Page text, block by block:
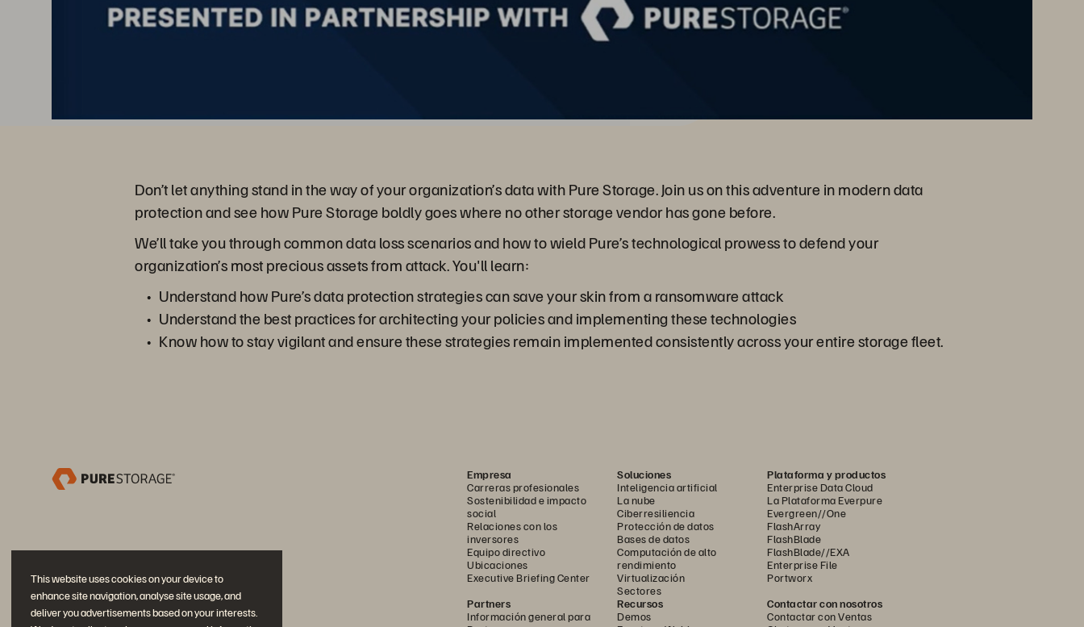
This website uses cookies on your device to
enhance site navigation, analyse site usage, and
deliver you advertisements based on your interests.
Don’t let anything stand in the way of your organization’s data with Pure Storage. Join us on this adventure in modern data
protection and see how Pure Storage boldly goes where no other storage vendor has gone before.
We’ll take you through common data loss scenarios and how to wield Pure’s technological prowess to defend your
organization’s most precious assets from attack. You'll learn:
Understand how Pure’s data protection strategies can save your skin from a ransomware attack
Understand the best practices for architecting your policies and implementing these technologies
Know how to stay vigilant and ensure these strategies remain implemented consistently across your entire storage fleet.
Empresa
Carreras profesionales
Sostenibilidad e impacto
social
Relaciones con los
inversores
Equipo directivo
Ubicaciones
Executive Briefing Center
Soluciones
Inteligencia artificial
La nube
Ciberresiliencia
Protección de datos
Bases de datos
Computación de alto
rendimiento
Virtualización
Sectores
Plataforma y productos
Enterprise Data Cloud
La Plataforma Everpure
Evergreen//One
FlashArray
FlashBlade
FlashBlade//EXA
Enterprise File
Portworx
Partners
Información general para
Recursos
Demos
Contactar con nosotros
Contactar con Ventas